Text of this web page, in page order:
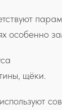
особенно
щёки.